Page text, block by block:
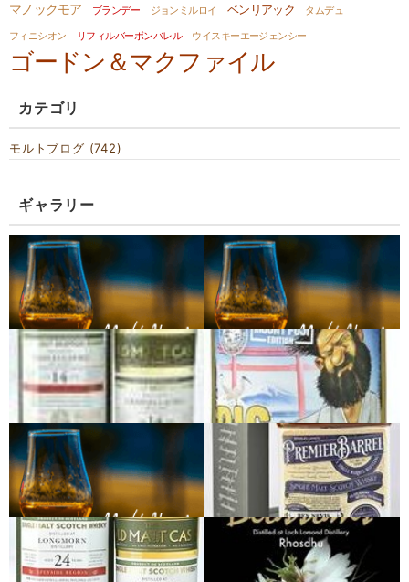
マノックモア ブランデー ジョンミルロイ ベンリアック
タムデュ
フィニシオン
リフィルバーボンバレル ウイスキーエージェンシー
ゴードン＆マクファイル
カテゴリ
モルトブログ (742)
ギャラリー